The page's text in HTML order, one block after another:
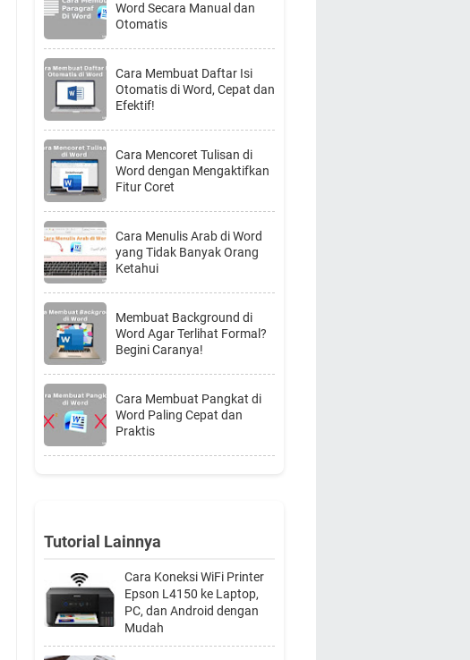
Word Secara Manual dan
Otomatis
Cara Membuat Daftar Isi
Otomatis di Word, Cepat dan
Efektif!
Cara Mencoret Tulisan di
Word dengan Mengaktifkan
Fitur Coret
Cara Menulis Arab di Word
yang Tidak Banyak Orang
Ketahui
Membuat Background di
Word Agar Terlihat Formal?
Begini Caranya!
Cara Membuat Pangkat di
Word Paling Cepat dan
Praktis
Tutorial Lainnya
Cara Koneksi WiFi Printer
Epson L4150 ke Laptop,
PC, dan Android dengan
Mudah